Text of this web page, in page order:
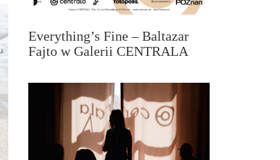
Everything’s Fine – Baltazar
Fajto w Galerii CENTRALA